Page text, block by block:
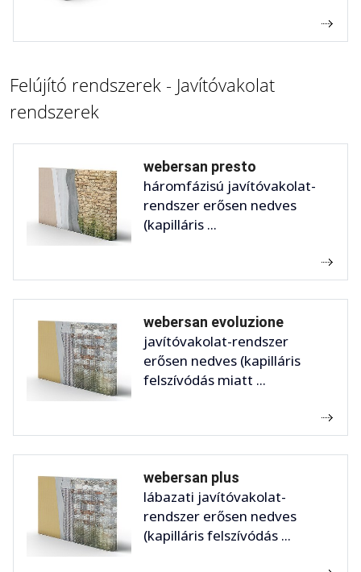
Felújító rendszerek - Javítóvakolat
rendszerek
webersan presto
háromfázisú javítóvakolat-
rendszer erősen nedves
(kapilláris ...
webersan evoluzione
javítóvakolat-rendszer
erősen nedves (kapilláris
felszívódás miatt ...
webersan plus
lábazati javítóvakolat-
rendszer erősen nedves
(kapilláris felszívódás ...